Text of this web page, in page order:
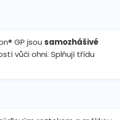
GP jsou samozhášivé
vůči ohni. Splňují třídu